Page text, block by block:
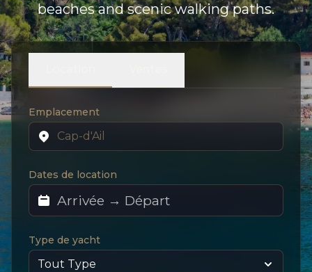
beaches and scenic walking paths.
Emplacement
Dates de location
Type de yacht